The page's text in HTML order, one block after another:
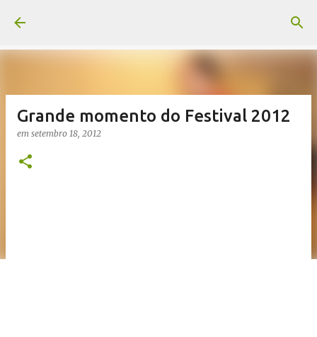
Grande momento do Festival 2012
em setembro 18, 2012